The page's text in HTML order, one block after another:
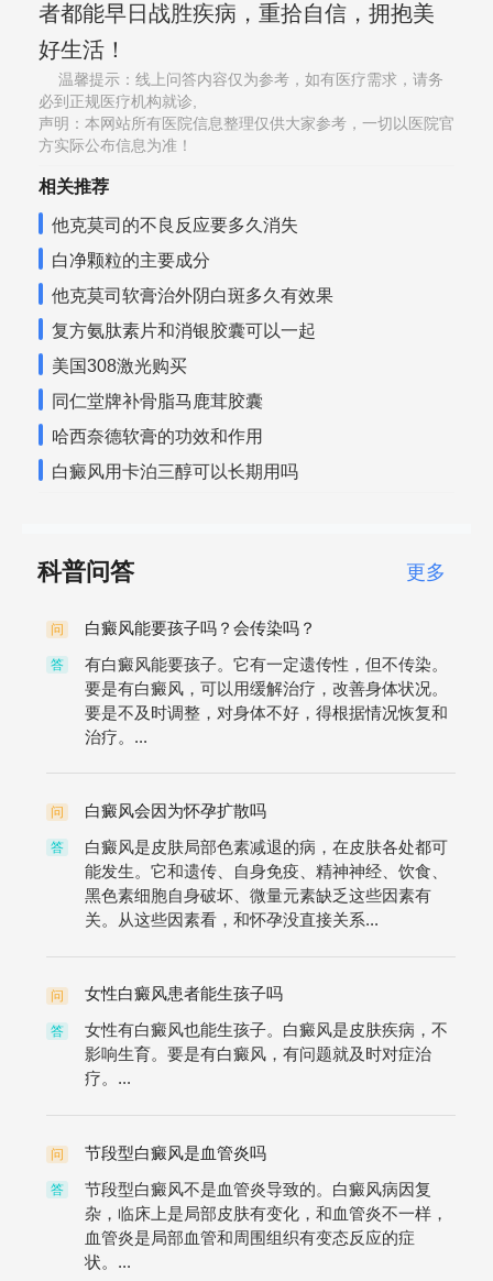
者都能早日战胜疾病，重拾自信，拥抱美
好生活！
温馨提示：线上问答内容仅为参考，如有医疗需求，请务
必到正规医疗机构就诊,
声明：本网站所有医院信息整理仅供大家参考，一切以医院官
方实际公布信息为准！
相关推荐
他克莫司的不良反应要多久消失
白净颗粒的主要成分
他克莫司软膏治外阴白斑多久有效果
复方氨肽素片和消银胶囊可以一起
美国308激光购买
同仁堂牌补骨脂马鹿茸胶囊
哈西奈德软膏的功效和作用
白癜风用卡泊三醇可以长期用吗
科普问答 更多
问 白癜风能要孩子吗？会传染吗？
答
有白癜风能要孩子。它有一定遗传性，但不传染。
要是有白癜风，可以用缓解治疗，改善身体状况。
要是不及时调整，对身体不好，得根据情况恢复和
治疗。...
问 白癜风会因为怀孕扩散吗
答
白癜风是皮肤局部色素减退的病，在皮肤各处都可
能发生。它和遗传、自身免疫、精神神经、饮食、
黑色素细胞自身破坏、微量元素缺乏这些因素有
关。从这些因素看，和怀孕没直接关系...
问 女性白癜风患者能生孩子吗
答
女性有白癜风也能生孩子。白癜风是皮肤疾病，不
影响生育。要是有白癜风，有问题就及时对症治
疗。...
问 节段型白癜风是血管炎吗
答
节段型白癜风不是血管炎导致的。白癜风病因复
杂，临床上是局部皮肤有变化，和血管炎不一样，
血管炎是局部血管和周围组织有变态反应的症
状。...